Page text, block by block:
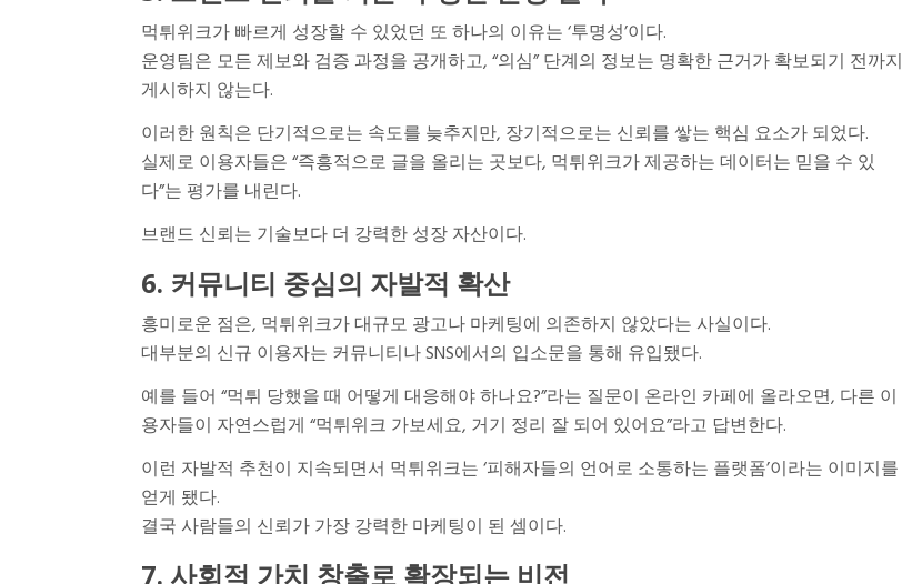
먹튀위크가 빠르게 성장할 수 있었던 또 하나의 이유는 ‘투명성’이다.
운영팀은 모든 제보와 검증 과정을 공개하고, “의심” 단계의 정보는 명확한 근거가 확보되기 전까지
게시하지 않는다.
이러한 원칙은 단기적으로는 속도를 늦추지만, 장기적으로는 신뢰를 쌓는 핵심 요소가 되었다.
실제로 이용자들은 “즉흥적으로 글을 올리는 곳보다, 먹튀위크가 제공하는 데이터는 믿을 수 있
다”는 평가를 내린다.
브랜드 신뢰는 기술보다 더 강력한 성장 자산이다.
6. 커뮤니티 중심의 자발적 확산
흥미로운 점은, 먹튀위크가 대규모 광고나 마케팅에 의존하지 않았다는 사실이다.
대부분의 신규 이용자는 커뮤니티나 SNS에서의 입소문을 통해 유입됐다.
예를 들어 “먹튀 당했을 때 어떻게 대응해야 하나요?”라는 질문이 온라인 카페에 올라오면, 다른 이
용자들이 자연스럽게 “먹튀위크 가보세요, 거기 정리 잘 되어 있어요”라고 답변한다.
이런 자발적 추천이 지속되면서 먹튀위크는 ‘피해자들의 언어로 소통하는 플랫폼’이라는 이미지를
얻게 됐다.
결국 사람들의 신뢰가 가장 강력한 마케팅이 된 셈이다.
7. 사회적 가치 창출로 확장되는 비전